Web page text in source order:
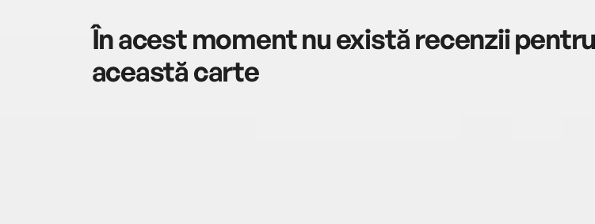
În acest moment nu există recenzii pentru
această carte